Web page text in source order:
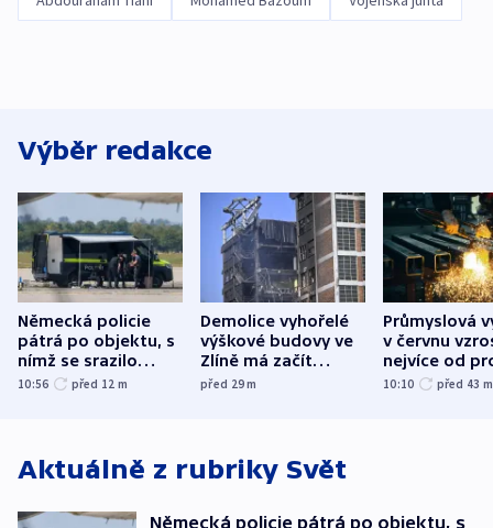
Výběr redakce
Německá policie
pátrá po objektu, s
nímž se srazilo
letadlo u lipského
10:56 před 12 m
Demolice vyhořelé
výškové budovy ve
Zlíně má začít
odpoledne
před 29m
Průmyslová
v červnu
nejvíce od
10:10 před 43 m
Aktuálně z rubriky Svět
Německá policie pátrá po objektu, s